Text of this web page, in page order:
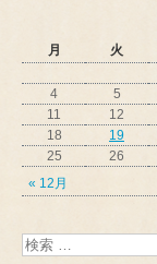
月 火
« 12月
4
5
11
12
18
19
25
26